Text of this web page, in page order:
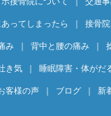
ってしまったら 接骨
み 背中と腰の痛み
き気 睡眠障害・体がだ
客様の声 ブログ 新